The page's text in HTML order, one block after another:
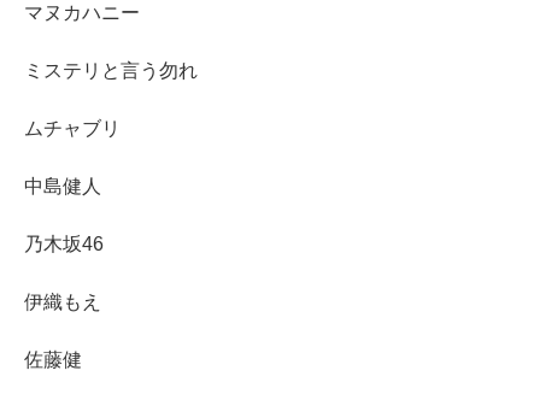
マヌカハニー
ミステリと言う勿れ
ムチャブリ
中島健人
乃木坂46
伊織もえ
佐藤健